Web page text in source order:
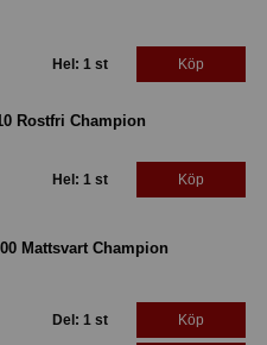
Hel: 1 st Köp
Rostfri Champion
Hel: 1 st Köp
Mattsvart Champion
Del: 1 st Köp